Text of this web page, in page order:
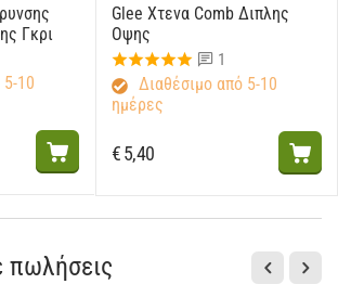
Γκρι
10
Glee Χτενα Comb Διπλης
Οψης
1
Διαθέσιμο από 5-10
ημέρες
€5,40
πωλήσεις